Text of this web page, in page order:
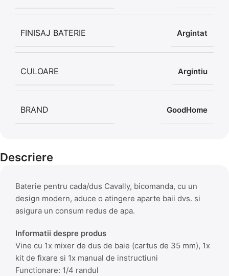
FINISAJ BATERIE Argintat
CULOARE Argintiu
BRAND GoodHome
Descriere
Baterie pentru cada/dus Cavally, bicomanda, cu un
design modern, aduce o atingere aparte baii dvs. si
asigura un consum redus de apa.
Informatii despre produs
Vine cu 1x mixer de dus de baie (cartus de 35 mm), 1x
kit de fixare si 1x manual de instructiuni
Functionare: 1/4 randul